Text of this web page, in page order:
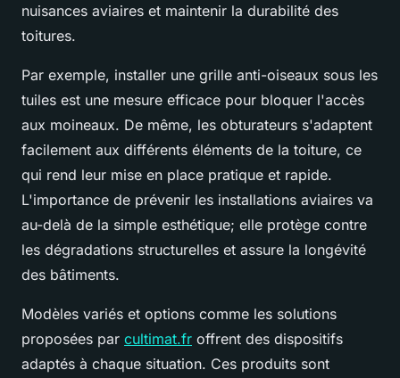
nuisances aviaires et maintenir la durabilité des
toitures.
Par exemple, installer une grille anti-oiseaux sous les
tuiles est une mesure efficace pour bloquer l'accès
aux moineaux. De même, les obturateurs s'adaptent
facilement aux différents éléments de la toiture, ce
qui rend leur mise en place pratique et rapide.
L'importance de prévenir les installations aviaires va
au-delà de la simple esthétique; elle protège contre
les dégradations structurelles et assure la longévité
des bâtiments.
Modèles variés et options comme les solutions
proposées par cultimat.fr offrent des dispositifs
adaptés à chaque situation. Ces produits sont